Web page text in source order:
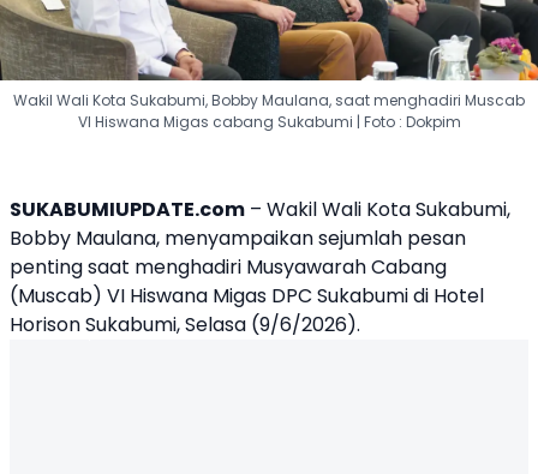
Wakil Wali Kota Sukabumi, Bobby Maulana, saat menghadiri Muscab
VI Hiswana Migas cabang Sukabumi | Foto : Dokpim
SUKABUMIUPDATE.com – Wakil Wali Kota Sukabumi,
Bobby Maulana, menyampaikan sejumlah pesan
penting saat menghadiri Musyawarah Cabang
(Muscab) VI Hiswana Migas DPC Sukabumi di Hotel
Horison Sukabumi, Selasa (9/6/2026).